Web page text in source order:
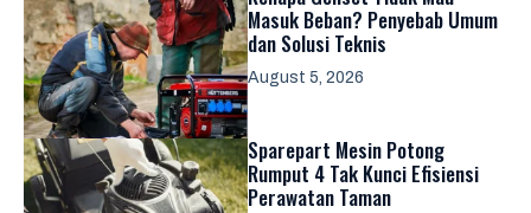
Masuk Beban? Penyebab Umum
dan Solusi Teknis
August 5, 2026
Sparepart Mesin Potong
Rumput 4 Tak Kunci Efisiensi
Perawatan Taman